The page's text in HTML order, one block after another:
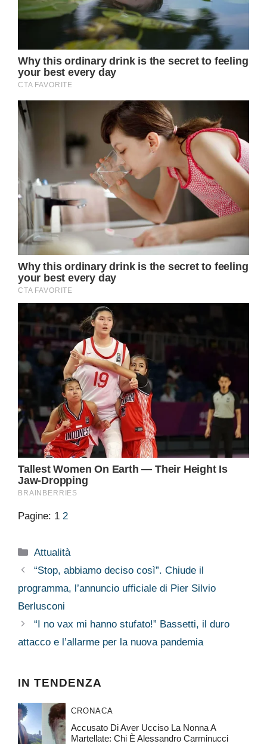
Pagine: 1 2
Categorie
Attualità
“Stop, abbiamo deciso così”. Chiude il
programma, l’annuncio ufficiale di Pier Silvio
Berlusconi
“I no vax mi hanno stufato!” Bassetti, il duro
attacco e l’allarme per la nuova pandemia
IN TENDENZA
CRONACA
Accusato Di Aver Ucciso La Nonna A
Martellate: Chi È Alessandro Carminucci